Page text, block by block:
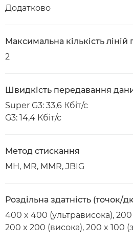
Додатково
Максимальна кількість
2
Швидкість передавання
Super G3: 33,6 Кбіт/с
G3: 14,4 Кбіт/с
Метод стискання
MH, MR, MMR, JBIG
Роздільна здатність (точок/
400 x 400 (ультрависока),
200 x 200 (висока), 200 x 100